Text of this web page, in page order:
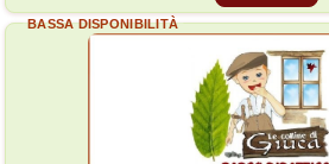
BASSA DISPONIBILITÀ